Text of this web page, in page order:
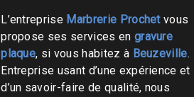
L’entreprise Marbrerie Prochetvous
propose ses services en gravure
plaque, si vous habitez à Beuzeville.
Entreprise usant d’une expérience et
d’un savoir-faire de qualité, nous